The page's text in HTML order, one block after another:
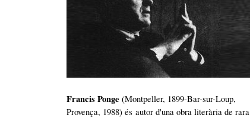
Francis Ponge (Montpeller, 1899-Bar-sur-Loup,
Provença, 1988) és autor d'una obra literària de rara